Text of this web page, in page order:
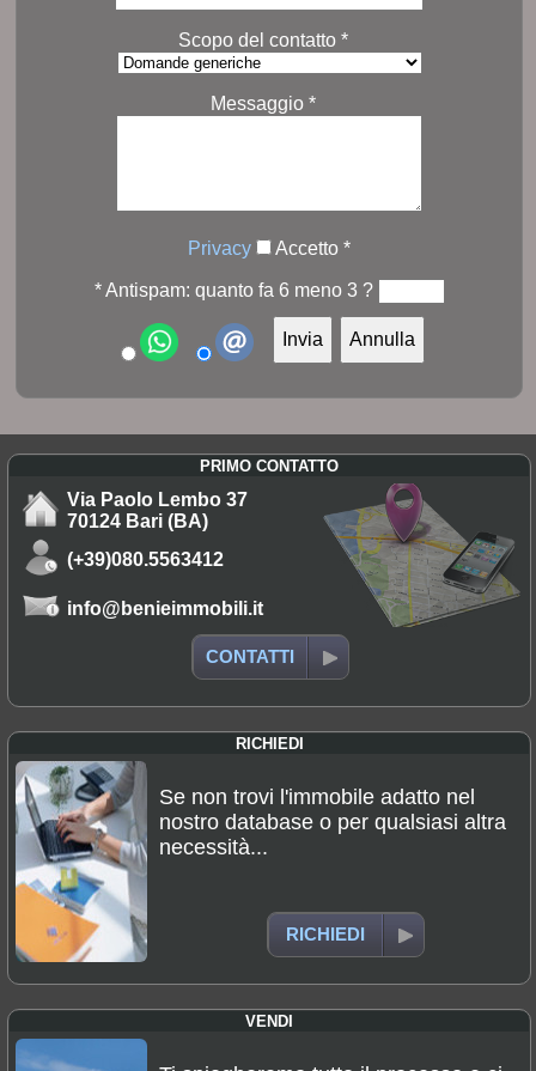
Scopo del contatto *
Messaggio *
Privacy Accetto *
* Antispam: quanto fa 6 meno 3 ?
PRIMO CONTATTO
Via Paolo Lembo 37
70124 Bari (BA)
(+39)080.5563412
info@benieimmobili.it
CONTATTI
RICHIEDI
Se non trovi l'immobile adatto nel
nostro database o per qualsiasi altra
necessità...
RICHIEDI
VENDI